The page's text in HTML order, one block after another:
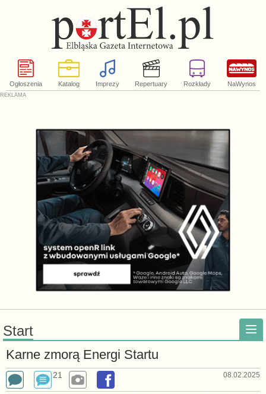
Ogłoszenia Katalog Imprezy Repertuary Rozkłady NaWynos
Start
Karne zmorą Energi Startu
21 08.02.2025